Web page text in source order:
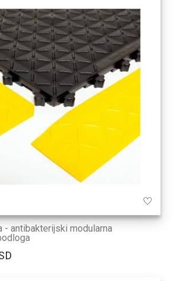
- antibakterijski modularna